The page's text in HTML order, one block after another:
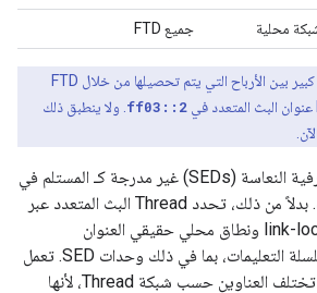
محلية جميع FTD
هناك فرق كبير بين الأرباح التي يتم تحصيلها من خلال FTD
ff03::2 . ولا ينطبق ذلك
قد تلاحظ أن الأجهزة الطرفية النعاسة (SEDs) غير مدرجة كـ المستلم في
جدول البث المتعدد أعلاه. بدلاً من ذلك، تحدد Thread البث المتعدد عبر
IPv6 باستخدام بادئة link-local ونطاق محلي حقيقي العنوان
المستخدم لجميع عُقد سلسلة التعليمات، بما في ذلك وحدات SED. تعمل
أحداث البث المتعدد هذه تختلف العناوين حسب شبكة Thread، لأنها